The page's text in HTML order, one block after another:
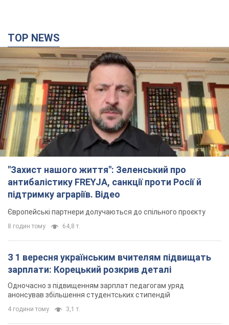
TOP NEWS
"Захист нашого життя": Зеленський про
антибалістику FREYJA, санкції проти Росії й
підтримку аграріїв. Відео
Європейські партнери долучаються до спільного проєкту
8 годин тому 64,8 т.
З 1 вересня українським вчителям підвищать
зарплати: Корецький розкрив деталі
Одночасно з підвищенням зарплат педагогам уряд
анонсував збільшення студентських стипендій
4 години тому 3,1 т.